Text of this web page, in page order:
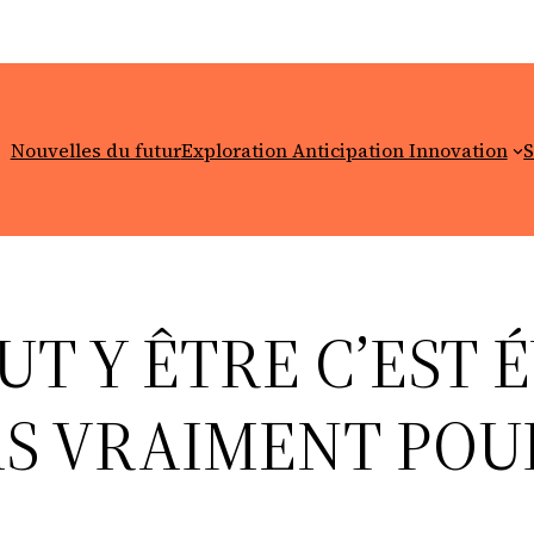
Nouvelles du futurExploration Anticipation Innovation
Y ÊTRE C’EST
VRAIMENT